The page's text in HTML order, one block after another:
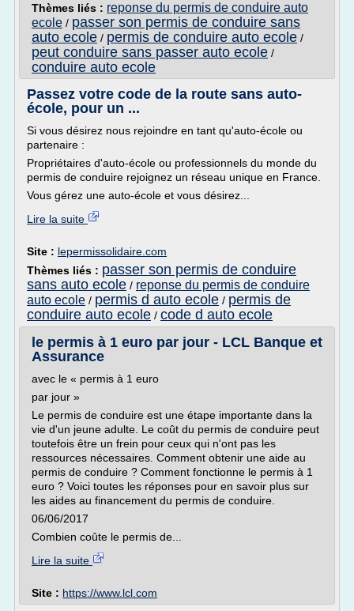
Thèmes liés : reponse du permis de conduire auto
ecole / passer son permis de conduire sans
auto ecole / permis de conduire auto ecole /
peut conduire sans passer auto ecole /
conduire auto ecole
Passez votre code de la route sans auto-
école, pour un ...
Si vous désirez nous rejoindre en tant qu'auto-école ou
partenaire :
Propriétaires d'auto-école ou professionnels du monde du
permis de conduire rejoignez un réseau unique en France.
Vous gérez une auto-école et vous désirez...
Lire la suite
Site : lepermissolidaire.com
Thèmes liés : passer son permis de conduire
sans auto ecole / reponse du permis de conduire
auto ecole / permis d auto ecole / permis de
conduire auto ecole / code d auto ecole
le permis à 1 euro par jour - LCL Banque et
Assurance
avec le « permis à 1 euro
par jour »
Le permis de conduire est une étape importante dans la
vie d'un jeune adulte. Le coût du permis de conduire peut
toutefois être un frein pour ceux qui n'ont pas les
ressources nécessaires. Comment obtenir une aide au
permis de conduire ? Comment fonctionne le permis à 1
euro ? Voici toutes les réponses pour en savoir plus sur
les aides au financement du permis de conduire.
06/06/2017
Combien coûte le permis de...
Lire la suite
Site : https://www.lcl.com